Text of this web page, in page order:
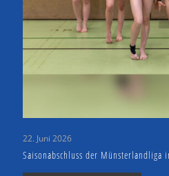
22. Juni 2026
Saisonabschluss der Münsterlandliga